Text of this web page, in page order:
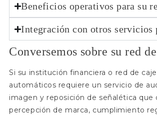
Beneficios operativos para su
Integración con otros servicios
Conversemos sobre su red
Si su institución financiera o red de
automáticos requiere un servicio de
imagen y reposición de señalética que
percepción de marca, cumplimiento